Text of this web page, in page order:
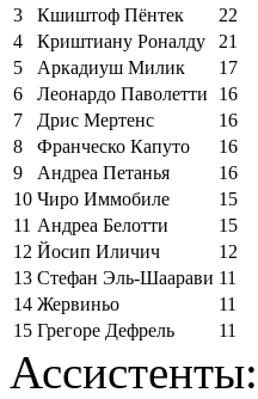
3
Кшиштоф Пёнтек
22
4
Криштиану Роналду
21
5
Аркадиуш Милик
17
6
Леонардо Паволетти
16
7
Дрис Мертенс
16
8
Франческо Капуто
16
9
Андреа Петанья
16
10 Чиро Иммобиле
15
11 Андреа Белотти
15
12 Йосип Иличич
12
13 Стефан Эль-Шаарави 11
14 Жервиньо
11
15 Грегоре Дефрель 11
Ассистенты: